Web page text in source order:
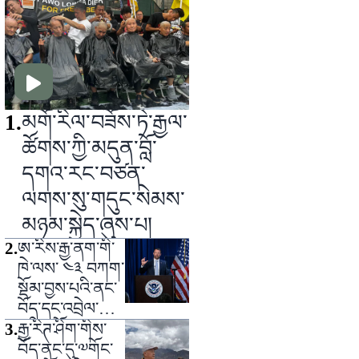
1.མགོ་རིལ་བཟོས་ཏེ་རྒྱལ་
ཚོགས་ཀྱི་མདུན་བློ་
དགའ་རང་བཙན་
ལགས་སུ་གདུང་སེམས་
མཉམ་སྐྱེད་ཞུས་པ།
2.ཨ་རིས་རྒྱ་ནག་གི་
ཁེ་ལས་ ༤༣ བཀག་
སྡོམ་བྱས་པའི་ནང་
བོད་དང་འབྲེལ་ཡོད་
གཉིས་ཡོད་འདུག
3.རྒྱ་རིཊ་ཤིག་གིས་
བོད་ནང་དུ་༧གོང་